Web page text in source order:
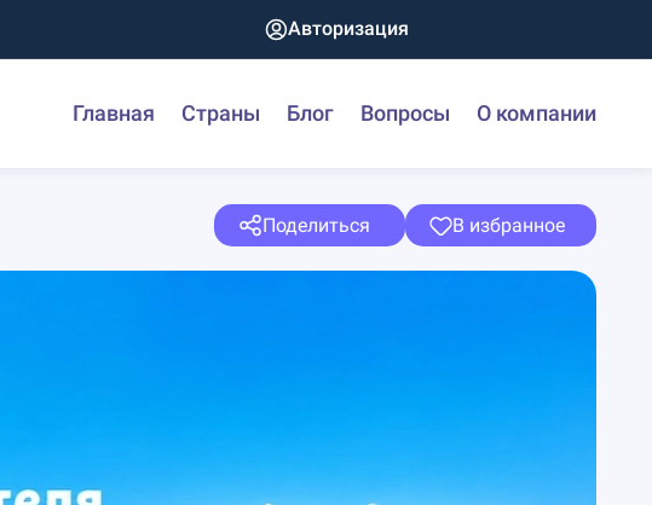
Авторизация
Главная Страны Блог Вопросы О компании
Поделиться В избранное